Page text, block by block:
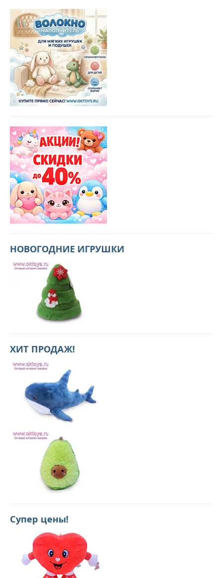
НОВОГОДНИЕ ИГРУШКИ
ХИТ ПРОДАЖ!
Супер цены!